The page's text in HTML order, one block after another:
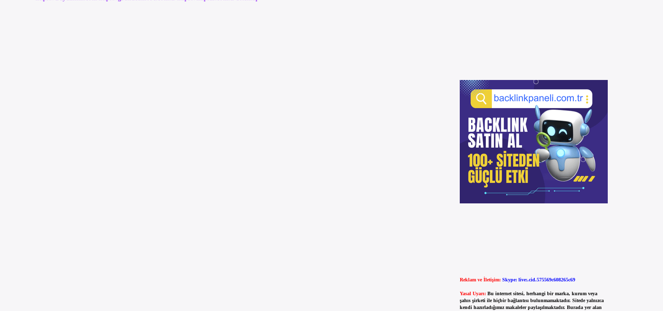
Reklam ve İletişim: Skype: live:.cid.575569c608265c69
Yasal Uyarı: Bu internet sitesi, herhangi bir marka, kurum veya
şahıs şirketi ile hiçbir bağlantısı bulunmamaktadır. Sitede yalnızca
kendi hazırladığımız makaleler paylaşılmaktadır. Burada yer alan